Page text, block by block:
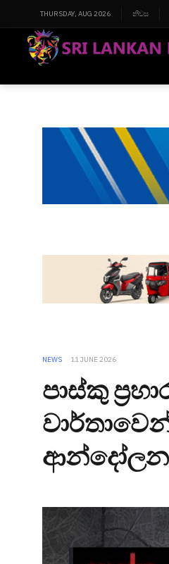
THURSDAY, AUG 2026 නිවස
NEWS 11 JUNE 2026
පාස්කු